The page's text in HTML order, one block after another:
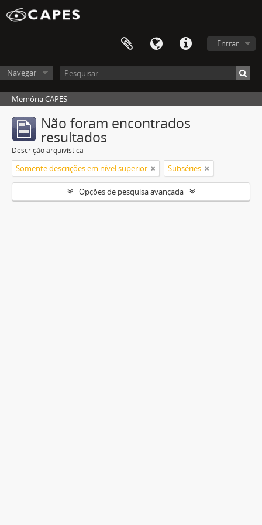
Entrar
Navegar
Memória CAPES
Não foram encontrados
resultados
Descrição arquivística
Somente descrições em nível superior Subséries
Opções de pesquisa avançada